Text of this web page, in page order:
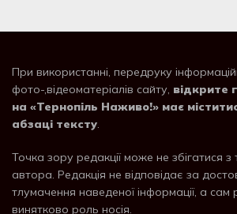
При використанні, передруку
фото-,відеоматеріалів сайту, відкрите
на «Тернопіль Наживо!» має
абзаці тексту.
Точка зору редакції може не збігатися
автора. Редакція не відповідає за
тлумачення наведеної інформації, а сам
винятково роль носія.